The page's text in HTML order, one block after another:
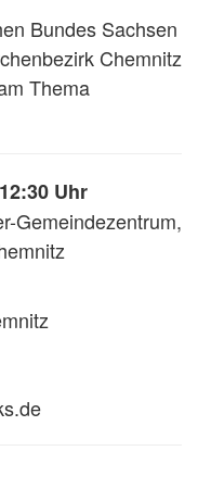
Bundes Sachsen
Chemnitz
Thema
Uhr
Gemeindezentrum,